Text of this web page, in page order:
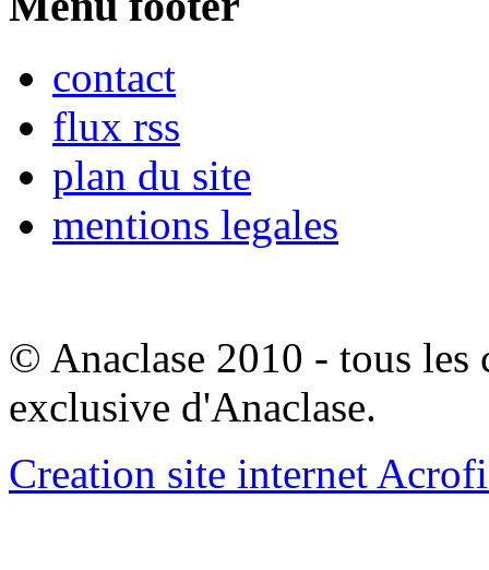
contact
flux rss
plan du site
mentions legales
© Anaclase 2010 - tous les
exclusive d'Anaclase.
Creation site internet